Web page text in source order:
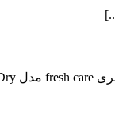
اسپری خوشبو کننده بدن زنانه 24 ساعته مالزیا سری fresh care مدل Dry